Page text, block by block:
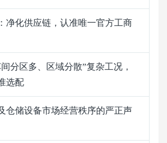
净化供应链，认准唯一官方工商
分区多、区域分散”复杂工况，
选配
仓储设备市场经营秩序的严正声